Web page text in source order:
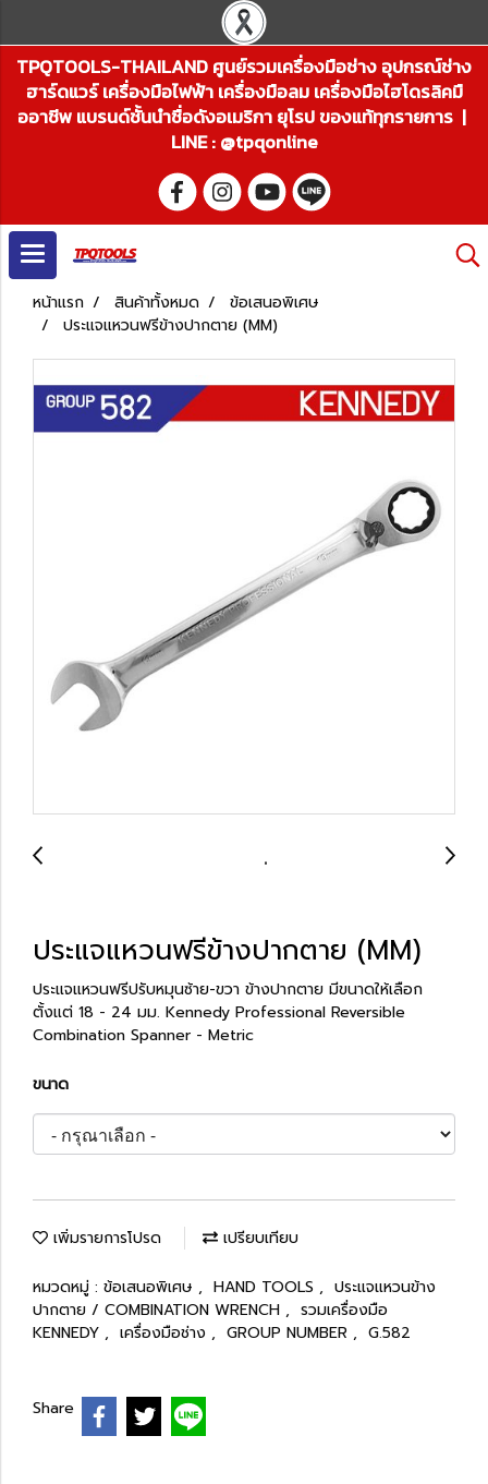
TPQTOOLS-THAILAND ศูนย์รวมเครื่องมือช่าง อุปกรณ์ช่าง
ฮาร์ดแวร์ เครื่องมือไฟฟ้า เครื่องมือลม เครื่องมือไฮโดรลิคมื
ออาชีพ แบรนด์ชั้นนำชื่อดังอเมริกา ยุโรป ของแท้ทุกรายการ |
LINE : @tpqonline
หน้าแรก สินค้าทั้งหมด
ข้อเสนอพิเศษ
ประแจแหวนฟรีข้างปากตาย (MM)
ประแจแหวนฟรีข้างปากตาย (MM)
ประแจแหวนฟรีปรับหมุนซ้าย-ขวา ข้างปากตาย มีขนาดให้เลือก
ตั้งแต่ 18 - 24 มม. Kennedy Professional Reversible
Combination Spanner - Metric
ขนาด
เพิ่มรายการโปรด เปรียบเทียบ
หมวดหมู่ : ข้อเสนอพิเศษ , HAND TOOLS , ประแจแหวนข้าง
ปากตาย / COMBINATION WRENCH , รวมเครื่องมือ
KENNEDY , เครื่องมือช่าง , GROUP NUMBER , G.582
Share